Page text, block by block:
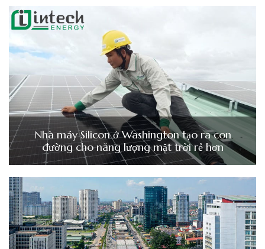
Nhà máy Silicon ở Washington tạo ra con
đường cho năng lượng mặt trời rẻ hơn